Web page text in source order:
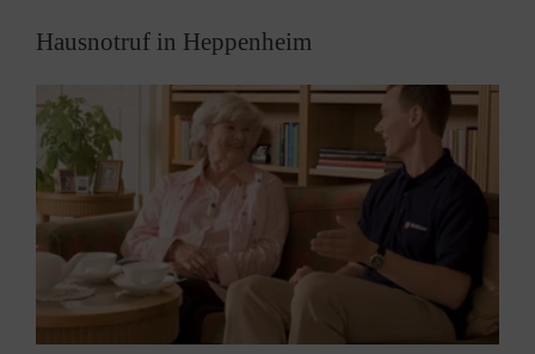
Bensheim
Tagespflege)
Mörlenbach
Bonsweiher
Laudenbacherstraße (Parkplatz
Dorfgemeinschaftshaus)
Ober Mumbach
Hellklinger Str. am Sportplatz
Fürth
Hausnotruf in Heppenheim